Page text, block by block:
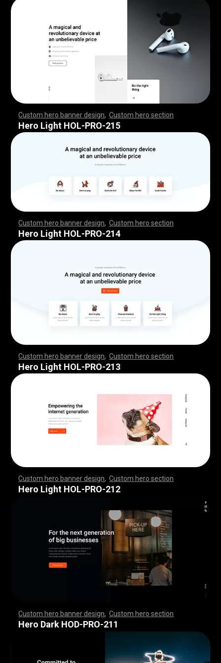
Custom hero banner design ,Custom hero section
,,,,,,,,,,,,,,,,,,,,,,,,,,,,,, ,,,,,,,,,,,,,,,,,,,,,,,
,,,,,,,,,,,,,,,,,,,,,,,,,,,,,, ,,,,,,,,,,,,,,,,,,,,,,,
Hero Light HOL-PRO-215
Custom hero banner design ,Custom hero section
,,,,,,,,,,,,,,,,,,,,,,,,,,,,,, ,,,,,,,,,,,,,,,,,,,,,,,
,,,,,,,,,,,,,,,,,,,,,,,,,,,,,, ,,,,,,,,,,,,,,,,,,,,,,,
Hero Light HOL-PRO-214
Custom hero banner design ,Custom hero section
,,,,,,,,,,,,,,,,,,,,,,,,,,,,,, ,,,,,,,,,,,,,,,,,,,,,,,
,,,,,,,,,,,,,,,,,,,,,,,,,,,,,, ,,,,,,,,,,,,,,,,,,,,,,,
Hero Light HOL-PRO-213
Custom hero banner design ,Custom hero section
,,,,,,,,,,,,,,,,,,,,,,,,,,,,,, ,,,,,,,,,,,,,,,,,,,,,,,
,,,,,,,,,,,,,,,,,,,,,,,,,,,,,, ,,,,,,,,,,,,,,,,,,,,,,,
Hero Light HOL-PRO-212
Custom hero banner design ,Custom hero section
,,,,,,,,,,,,,,,,,,,,,,,,,,,,,, ,,,,,,,,,,,,,,,,,,,,,,,
,,,,,,,,,,,,,,,,,,,,,,,,,,,,,, ,,,,,,,,,,,,,,,,,,,,,,,
Hero Dark HOD-PRO-211